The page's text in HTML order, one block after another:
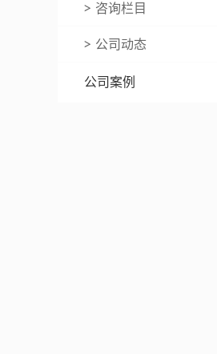
咨询栏目
公司动态
公司案例